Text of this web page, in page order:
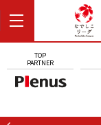
TOP
PARTNER